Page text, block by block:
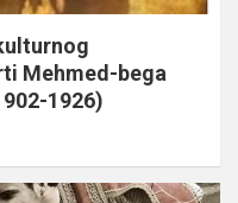
Mehmed-bega
1926)